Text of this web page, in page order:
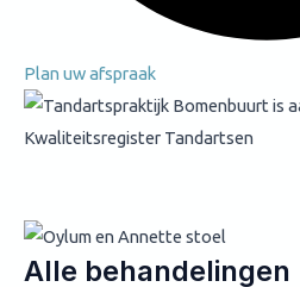
Plan uw afspraak
Alle behandelingen